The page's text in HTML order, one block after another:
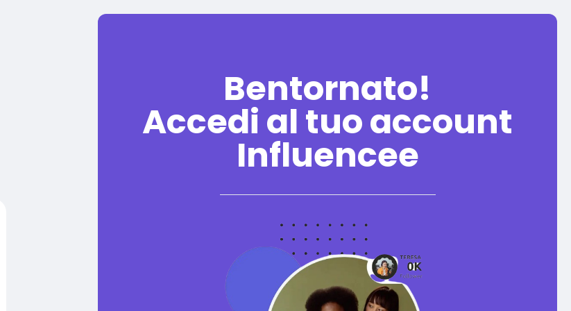
Bentornato!
Accedi al tuo account
Influencee